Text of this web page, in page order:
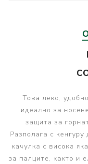
Това леко,
идеално за
защита за
Разполага с
качулка с висока
за палците, както и